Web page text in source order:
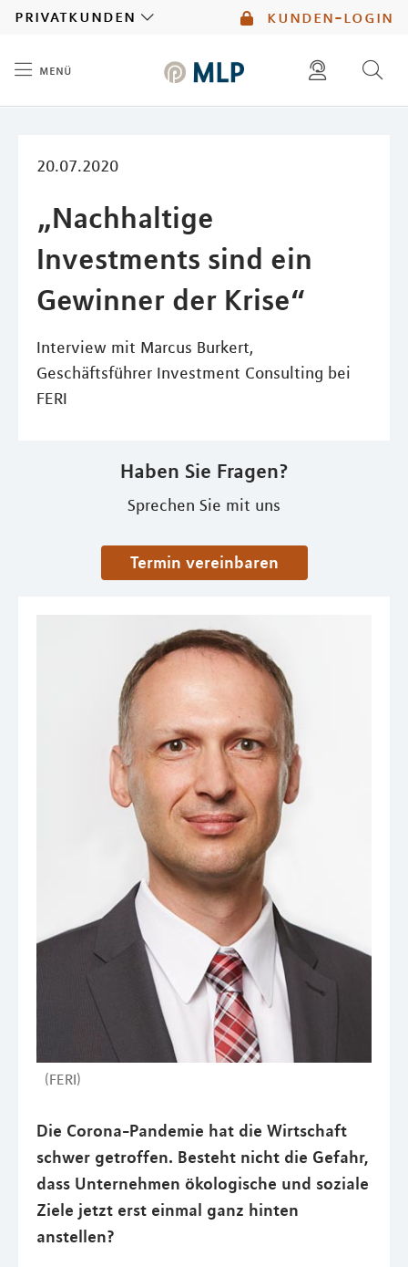
kunden-login
privatkunden
menü
20.07.2020
„Nachhaltige
Investments sind ein
Gewinner der Krise“
Interview mit Marcus Burkert,
Geschäftsführer Investment Consulting bei
FERI
Haben Sie Fragen?
Sprechen Sie mit uns
Termin vereinbaren
(FERI)
Die Corona-Pandemie hat die Wirtschaft
schwer getroffen. Besteht nicht die Gefahr,
dass Unternehmen ökologische und soziale
Ziele jetzt erst einmal ganz hinten
anstellen?